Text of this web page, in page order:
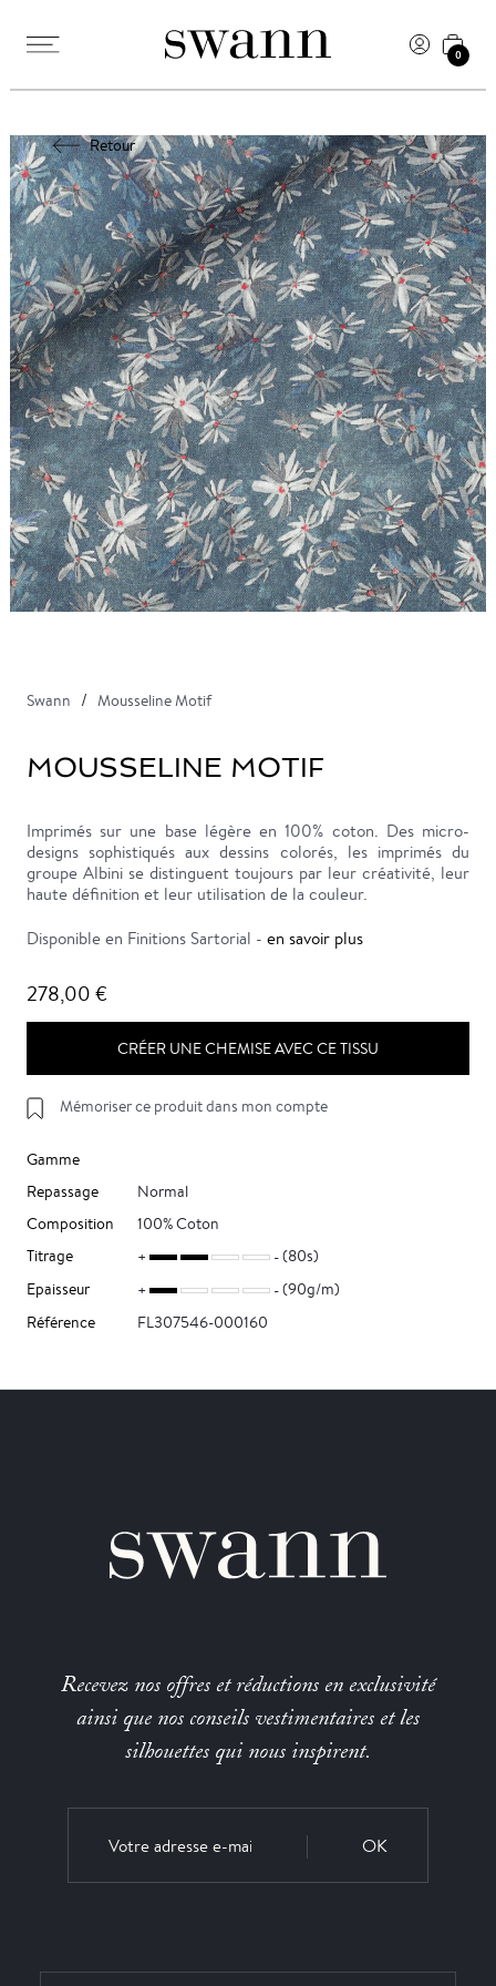
0
Retour
Swann Mousseline Motif
MOUSSELINE MOTIF
Imprimés sur une base légère en 100% coton. Des micro-
designs sophistiqués aux dessins colorés, les imprimés du
groupe Albini se distinguent toujours par leur créativité, leur
haute définition et leur utilisation de la couleur.
Disponible en Finitions Sartorial - en savoir plus
278,00 €
CRÉER UNE CHEMISE AVEC CE TISSU
Mémoriser ce produit dans mon compte
Gamme
Repassage
Normal
Composition
100% Coton
Titrage
(80s)
Epaisseur
(90g/m)
Référence
FL307546-000160
Recevez nos offres et réductions en exclusivité
ainsi que nos conseils vestimentaires et les
silhouettes qui nous inspirent.
OK